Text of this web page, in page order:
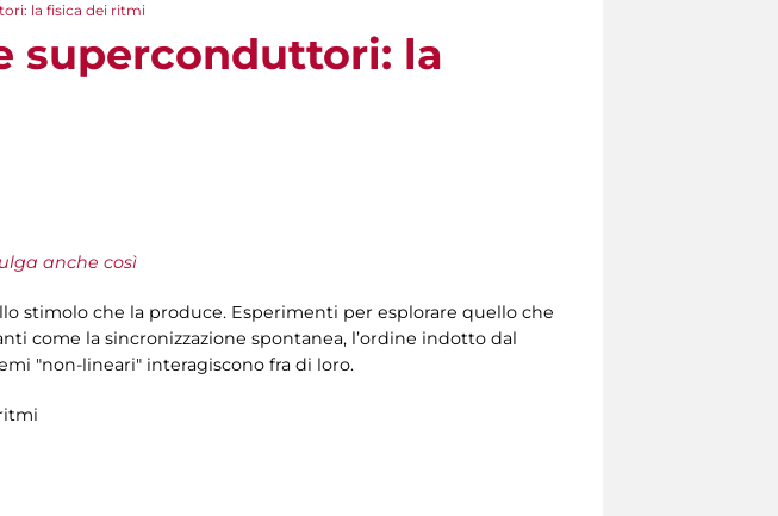
la fisica dei ritmi
superconduttori: la
anche così
stimolo che la produce. Esperimenti per esplorare quello che
come la sincronizzazione spontanea, l’ordine indotto dal
"non-lineari" interagiscono fra di loro.